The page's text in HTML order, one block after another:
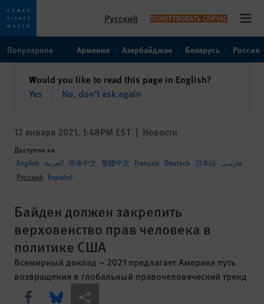
toto
content
Русский ПОЖЕРТВОВАТЬ СЕЙЧАС
Популярное Армения Азербайджан Беларусь Россия
Would you like to read this page in English?
Yes
No, don't ask again
✕закрыть
12 января 2021, 1:48PM EST | Новости
Доступно на
English العربية 简体中文 繁體中文 Français Deutsch 日本語 فارسی
Русский Español
Байден должен закрепить
верховенство прав человека в
политике США
Всемирный доклад – 2021 предлагает Америке путь
возвращения в глобальный правочеловеческий тренд
Share this via Facebook
Share this via Bluesky
Share this via Поделиться